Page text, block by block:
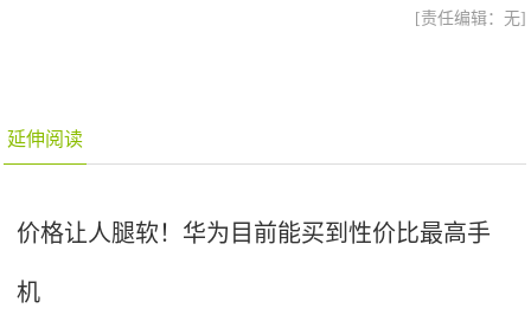
[责任编辑：无]
延伸阅读
价格让人腿软！华为目前能买到性价比最高手
机